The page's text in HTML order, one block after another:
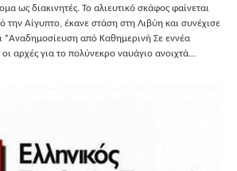
ως διακινητές. Το αλιευτικό σκάφος φαίνεται
την Αίγυπτο, έκανε στάση στη Λιβύη και συνέχισε
*Αναδημοσίευση από Καθημερινή Σε εννέα
αρχές για το πολύνεκρο ναυάγιο ανοιχτά…